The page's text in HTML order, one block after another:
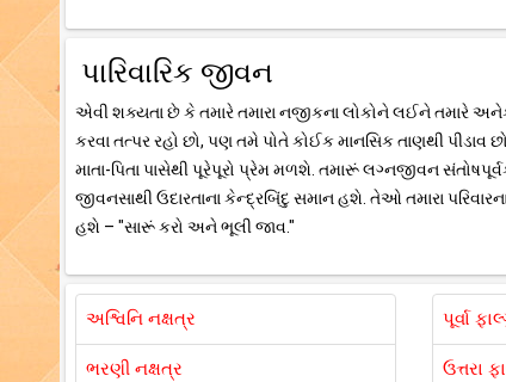
પારિવારિક જીવન
એવી શક્યતા છે કે તમારે તમારા નજીકના લોકોને લઈને તમારે
કરવા તત્પર રહો છો, પણ તમે પોતે કોઈક માનસિક તાણથી
માતા-પિતા પાસેથી પૂરેપૂરો પ્રેમ મળશે. તમારૂં લગ્નજીવન
જીવનસાથી ઉદારતાના કેન્દ્રબિંદુ સમાન હશે. તેઓ તમારા
હશે – "સારૂં કરો અને ભૂલી જાવ."
અશ્વિનિ નક્ષત્ર
ભરણી નક્ષત્ર
પૂર્વા
ઉત્તરા